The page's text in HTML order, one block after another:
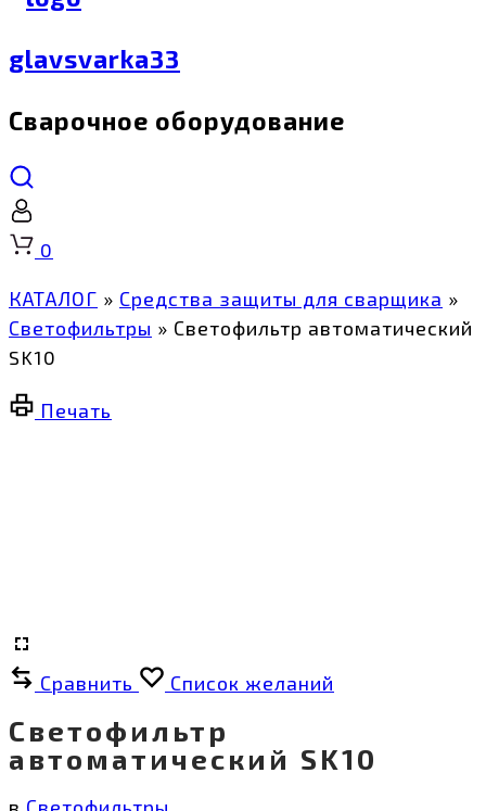
glavsvarka33
Сварочное оборудование
Корзина
0
КАТАЛОГ » Средства защиты для сварщика »
Светофильтры » Светофильтр автоматический
SK10
Печать
Сравнить Список желаний
Светофильтр
автоматический SK10